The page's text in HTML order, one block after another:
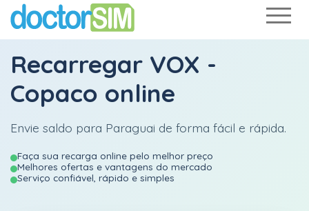
Recarregar VOX -
Copaco online
Envie saldo para Paraguai de forma fácil e rápida.
Faça sua recarga online pelo melhor preço
Melhores ofertas e vantagens do mercado
Serviço confiável, rápido e simples